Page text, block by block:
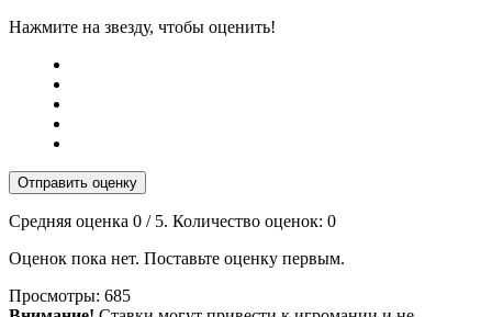
Нажмите на звезду, чтобы оценить!
Отправить оценку
Средняя оценка 0 / 5. Количество оценок: 0
Оценок пока нет. Поставьте оценку первым.
Просмотры: 685